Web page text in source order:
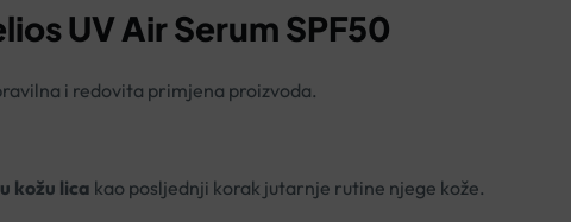
UV Air Serum SPF50
i redovita primjena proizvoda.
kožu lica kao posljednji korak jutarnje rutine njege kože.